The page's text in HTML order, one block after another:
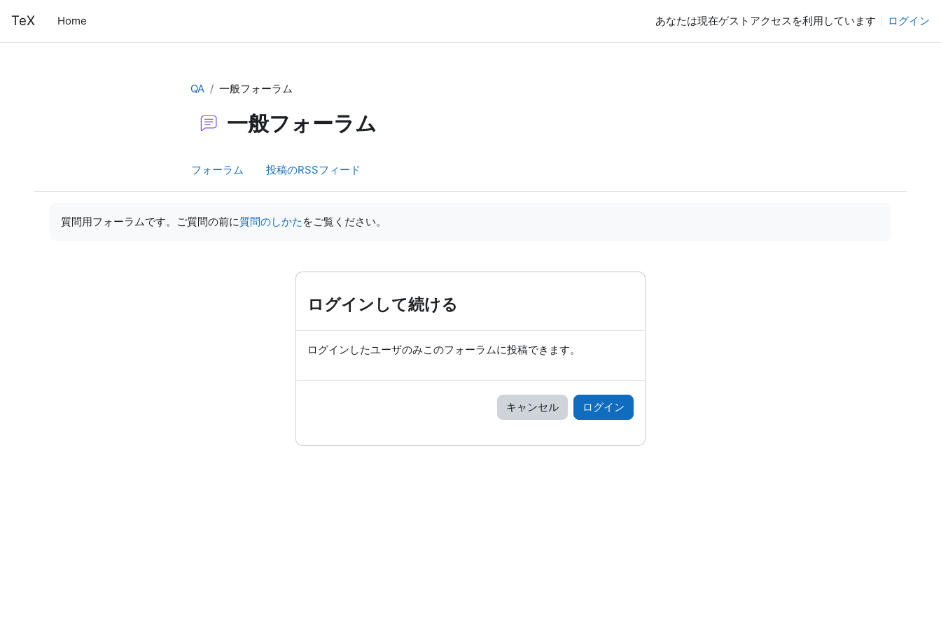
TeX Home あなたは現在ゲストアクセスを利用しています ログイン
QA 一般フォーラム
一般フォーラム
フォーラム 投稿のRSSフィード
質問用フォーラムです。ご質問の前に質問のしかた をご覧ください。
ログインして続ける
ログインしたユーザのみこのフォーラムに投稿できます。
キャンセル ログイン